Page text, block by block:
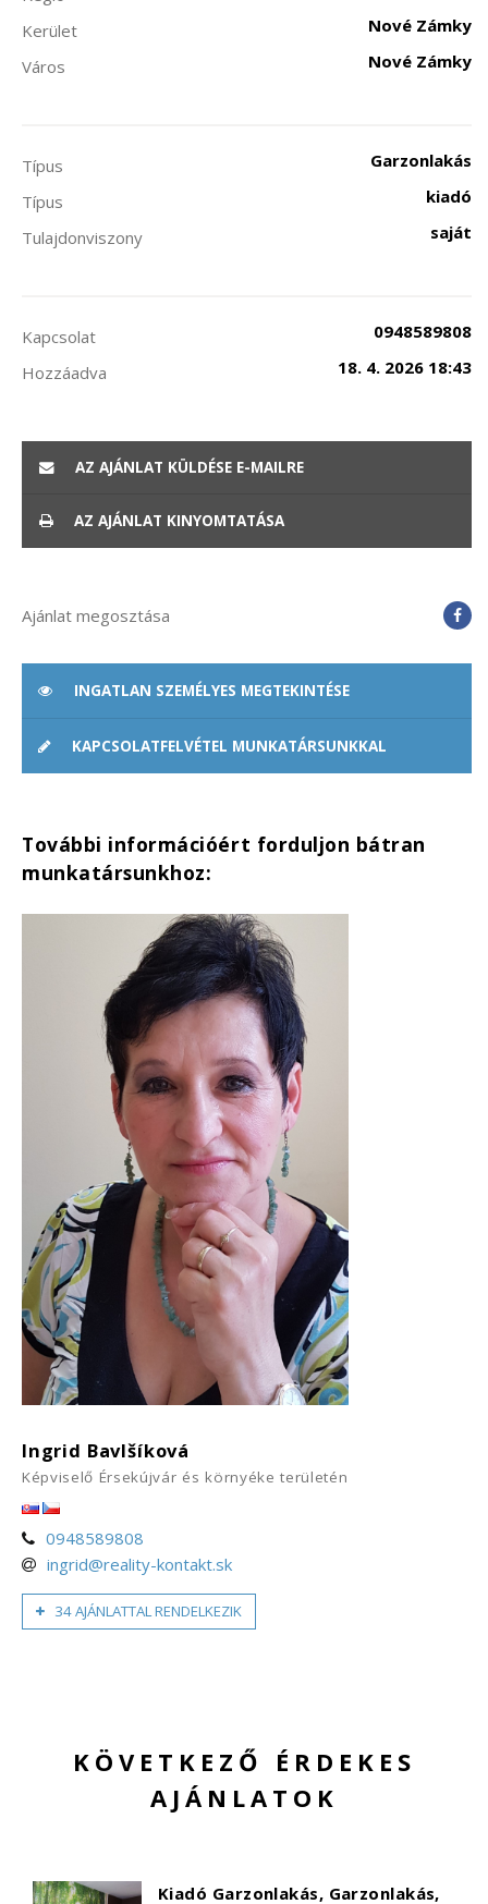
Kerület
Nové Zámky
Város
Nové Zámky
Típus
Garzonlakás
Típus
kiadó
Tulajdonviszony
saját
Kapcsolat
0948589808
Hozzáadva
18. 4. 2026 18:43
AZ AJÁNLAT KÜLDÉSE E-MAILRE
AZ AJÁNLAT KINYOMTATÁSA
Ajánlat megosztása
INGATLAN SZEMÉLYES MEGTEKINTÉSE
KAPCSOLATFELVÉTEL MUNKATÁRSUNKKAL
További információért forduljon bátran
munkatársunkhoz:
Ingrid Bavlšíková
Képviselő Érsekújvár és környéke területén
0948589808
ingrid@reality-kontakt.sk
34 AJÁNLATTAL RENDELKEZIK
KÖVETKEZŐ ÉRDEKES
AJÁNLATOK
Kiadó Garzonlakás, Garzonlakás,